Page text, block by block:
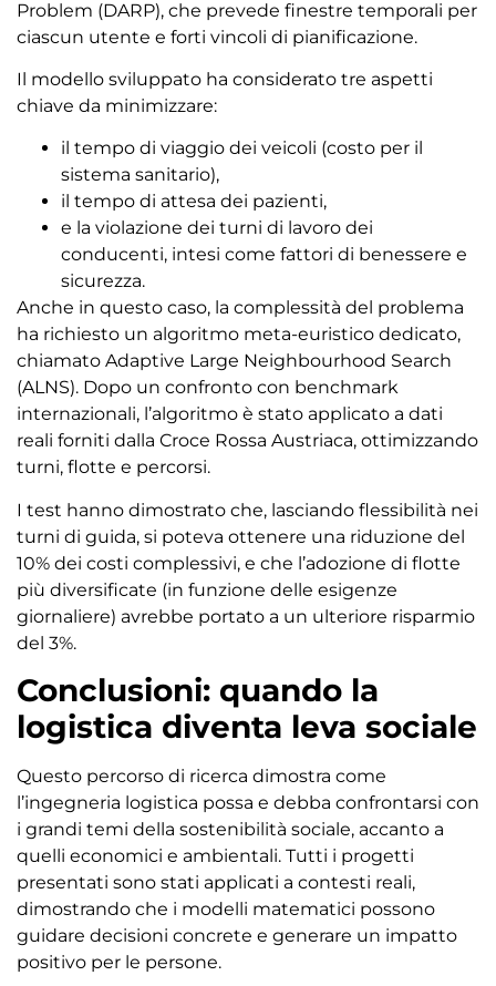
Problem (DARP), che prevede finestre temporali per
ciascun utente e forti vincoli di pianificazione.
Il modello sviluppato ha considerato tre aspetti
chiave da minimizzare:
il tempo di viaggio dei veicoli (costo per il
sistema sanitario),
il tempo di attesa dei pazienti,
e la violazione dei turni di lavoro dei
conducenti, intesi come fattori di benessere e
sicurezza.
Anche in questo caso, la complessità del problema
ha richiesto un algoritmo meta-euristico dedicato,
chiamato Adaptive Large Neighbourhood Search
(ALNS). Dopo un confronto con benchmark
internazionali, l’algoritmo è stato applicato a dati
reali forniti dalla Croce Rossa Austriaca, ottimizzando
turni, flotte e percorsi.
I test hanno dimostrato che, lasciando flessibilità nei
turni di guida, si poteva ottenere una riduzione del
10% dei costi complessivi, e che l’adozione di flotte
più diversificate (in funzione delle esigenze
giornaliere) avrebbe portato a un ulteriore risparmio
del 3%.
Conclusioni: quando la
logistica diventa leva sociale
Questo percorso di ricerca dimostra come
l’ingegneria logistica possa e debba confrontarsi con
i grandi temi della sostenibilità sociale, accanto a
quelli economici e ambientali. Tutti i progetti
presentati sono stati applicati a contesti reali,
dimostrando che i modelli matematici possono
guidare decisioni concrete e generare un impatto
positivo per le persone.